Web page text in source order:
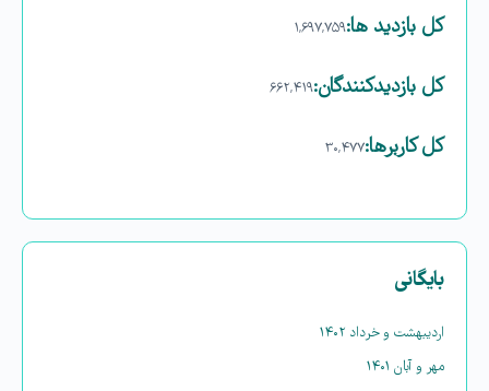
کل بازدید ها:۱,۶۹۷,۷۵۹
کل بازدیدکنند‌گان:۶۶۲,۴۱۹
کل کاربرها:۳۰,۴۷۷
بایگانی
اردیبهشت و خرداد ۱۴۰۲
مهر و آبان ۱۴۰۱